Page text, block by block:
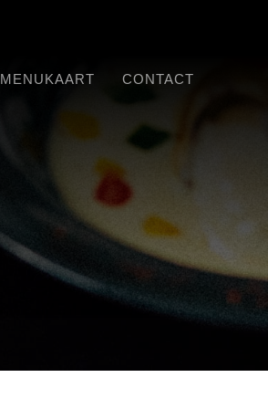
MENUKAART CONTACT